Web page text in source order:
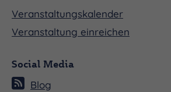
Veranstaltungskalender
Veranstaltung einreichen
Social Media
Blog